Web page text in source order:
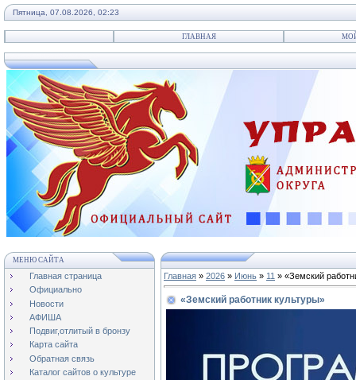
Пятница, 07.08.2026, 02:23
ГЛАВНАЯ
МЕНЮ САЙТА
Главная страница
Официально
Новости
АФИША
Подвиг,отлитый в бронзу
Карта сайта
Обратная связь
Каталог сайтов о культуре
Главная » 2026 » Июнь » 11 » «Земский
«Земский работник культуры»